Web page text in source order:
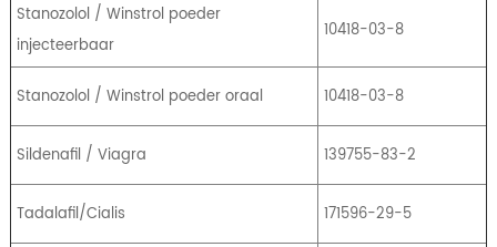
Stanozolol / Winstrol poeder
injecteerbaar
10418-03-8
Stanozolol / Winstrol poeder oraal 10418-03-8
Sildenafil / Viagra 139755-83-2
Tadalafil/Cialis 171596-29-5